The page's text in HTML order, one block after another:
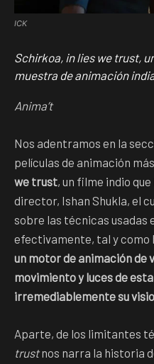
ICK
Schirkoa, in lies we trust,
muestra de animación
Anima’t
Nos adentramos en la
películas de animación
we trust, un filme indio
director, Ishan Shukla, el
sobre las técnicas usadas
efectivamente, tal y como
un motor de animación de
movimiento y luces de
irremediablemente su
Aparte, de los limitantes
trustnos narra la historia